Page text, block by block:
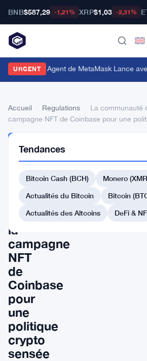
BNB$587,29 -1,21% XRP$1,03 -2,31%
URGENT
Portefeuille Agent de MetaMask Lance
Accueil Regulations
La communauté
campagne NFT de Coinbase pour une
La
communauté
divisée
sur
la
campagne
NFT
de
Coinbase
pour
une
politique
crypto
sensée
Tendances
Bitcoin Cash (BCH)
Monero
Actualités du Bitcoin
Bitcoin
Actualités des Altcoins
DeFi &